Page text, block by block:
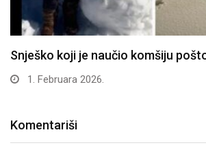
Snješko koji je naučio komšiju
1. Februara 2026.
Komentariši